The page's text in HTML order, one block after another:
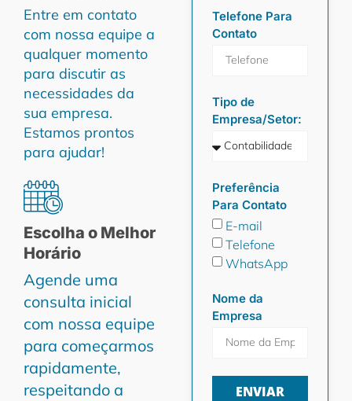
Entre em contato
com nossa equipe a
qualquer momento
para discutir as
necessidades da
sua empresa.
Estamos prontos
para ajudar!
Escolha o Melhor
Horário
Agende uma
consulta inicial
com nossa equipe
para começarmos
rapidamente,
respeitando a
Telefone Para
Contato
Tipo de
Empresa/Setor:
Preferência
Para Contato
E-mail
Telefone
WhatsApp
Nome da
Empresa
ENVIAR